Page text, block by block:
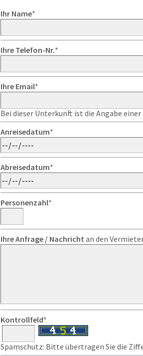
Ihr Name*
Ihre Telefon-Nr.*
Ihre Email*
Bei dieser Unterkunft ist die Angabe
Anreisedatum*
Abreisedatum*
Personenzahl*
Ihre Anfrage / Nachricht an den
Kontrollfeld*
Spamschutz: Bitte übertragen Sie die